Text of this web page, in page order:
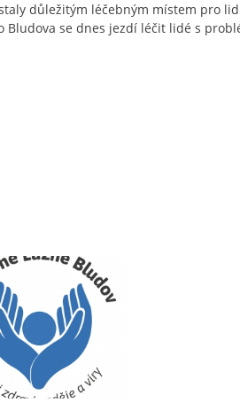
důležitým léčebným místem pro
se dnes jezdí léčit lidé s